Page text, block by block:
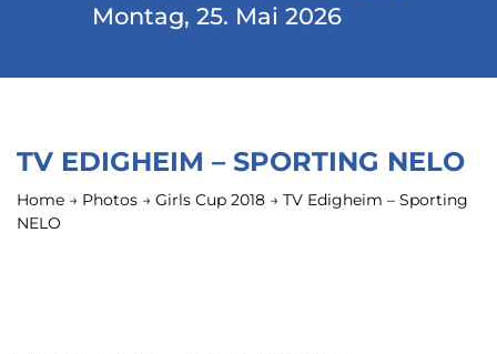
Montag, 25. Mai 2026
TV EDIGHEIM – SPORTING NELO
Home → Photos → Girls Cup 2018 → TV Edigheim – Sporting
NELO